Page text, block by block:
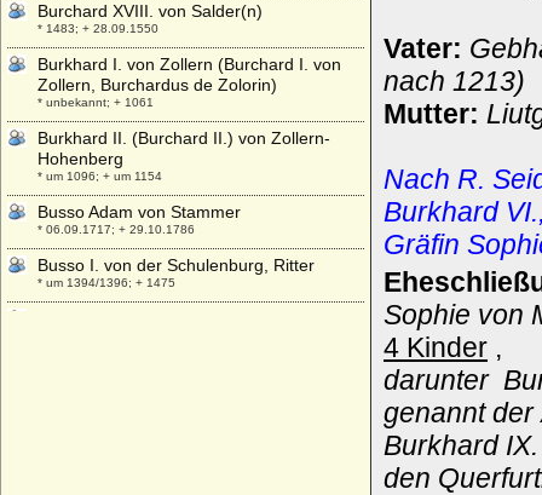
Vater:
nach 1213)
Mutter:
Nach R.
Burkhard
Gräfin
Sophie von
4 Kinder ,
darunter
genannt der
Burkhard
den
Burchard XVIII. von Salder(n)
* 1483; + 28.09.1550
Burkhard I. von Zollern (Burchard I. von
Zollern, Burchardus de Zolorin)
* unbekannt; + 1061
Burkhard II. (Burchard II.) von Zollern-
Hohenberg
* um 1096; + um 1154
Busso Adam von Stammer
* 06.09.1717; + 29.10.1786
Busso I. von der Schulenburg, Ritter
* um 1394/1396; + 1475